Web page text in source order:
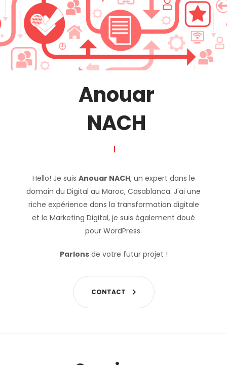
Anouar
NACH
|
Hello! Je suis Anouar NACH, un expert dans le
domain du Digital au Maroc, Casablanca. J'ai une
riche expérience dans la transformation digitale
et le Marketing Digital, je suis également doué
pour WordPress.
Parlonsde votre futur projet !
CONTACT